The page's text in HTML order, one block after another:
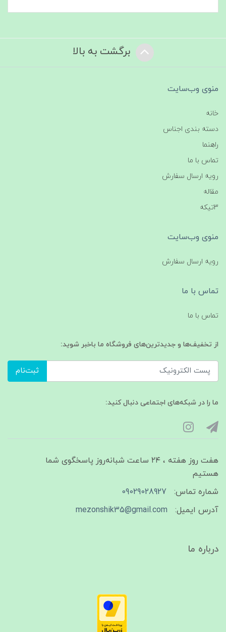
برگشت به بالا
منوی وب‌سایت
خانه
دسته بندی اجناس
راهنما
تماس با ما
رویه ارسال سفارش
مقاله
3تیکه
منوی وب‌سایت
رویه ارسال سفارش
تماس با ما
تماس با ما
از تخفیف‌ها و جدیدترین‌های فروشگاه ما باخبر شوید:
ثبت‌نام
ما را در شبکه‌های اجتماعی دنبال کنید:
هفت روز هفته ، ۲۴ ساعت شبانه‌روز پاسخگوی شما
هستیم
شماره تماس:
09029028927
آدرس ایمیل:
mezonshik35@gmail.com
درباره ما